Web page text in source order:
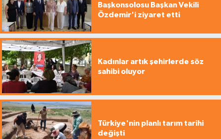
Başkonsolosu Başkan Vekili
Özdemir'i ziyaret etti
Kadınlar artık şehirlerde söz
sahibi oluyor
Türkiye'nin planlı tarım tarihi
değişti